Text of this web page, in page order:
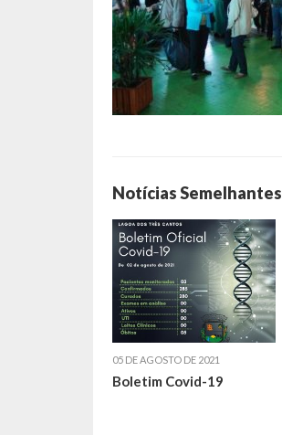
Notícias Semelhantes
05 DE AGOSTO DE 2021
Boletim Covid-19